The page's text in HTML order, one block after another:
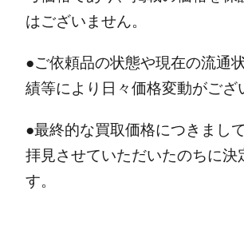
はございません。
●ご依頼品の状態や現在の流通
績等により日々価格変動がござ
●最終的な買取価格につきまし
拝見させていただいたのちに決
す。